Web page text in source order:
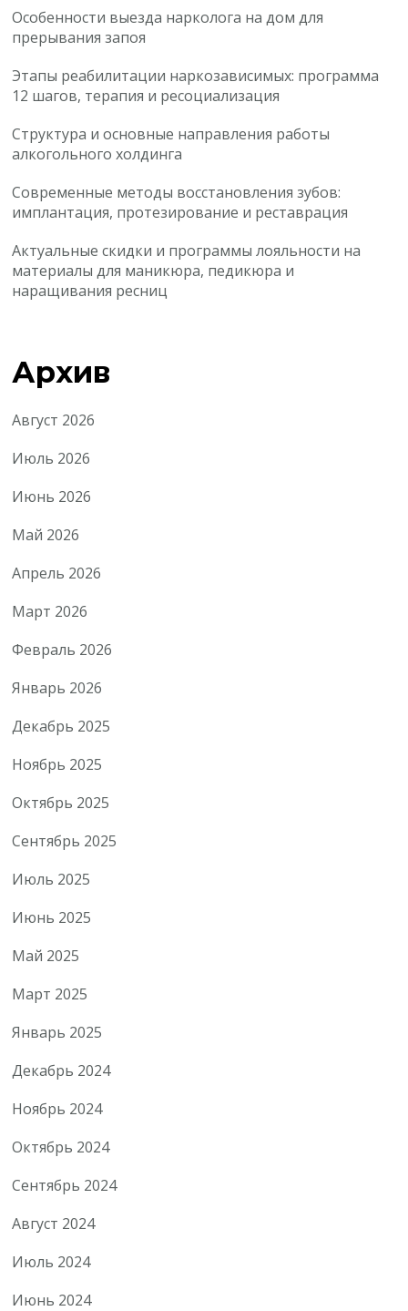
Особенности выезда нарколога на дом для
прерывания запоя
Этапы реабилитации наркозависимых: программа
12 шагов, терапия и ресоциализация
Структура и основные направления работы
алкогольного холдинга
Современные методы восстановления зубов:
имплантация, протезирование и реставрация
Актуальные скидки и программы лояльности на
материалы для маникюра, педикюра и
наращивания ресниц
Архив
Август 2026
Июль 2026
Июнь 2026
Май 2026
Апрель 2026
Март 2026
Февраль 2026
Январь 2026
Декабрь 2025
Ноябрь 2025
Октябрь 2025
Сентябрь 2025
Июль 2025
Июнь 2025
Май 2025
Март 2025
Январь 2025
Декабрь 2024
Ноябрь 2024
Октябрь 2024
Сентябрь 2024
Август 2024
Июль 2024
Июнь 2024